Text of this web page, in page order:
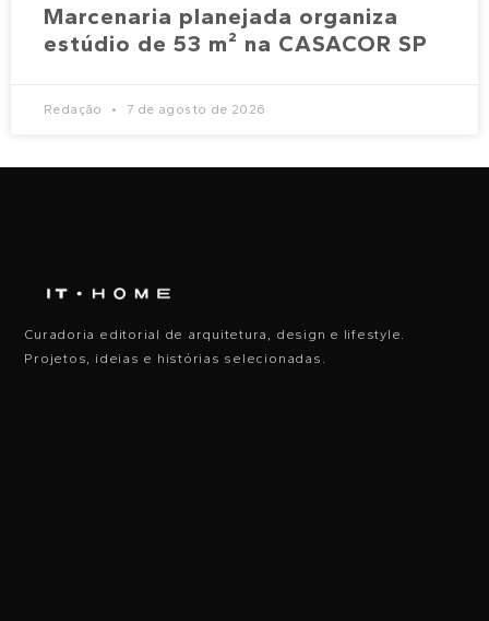
Marcenaria planejada organiza
estúdio de 53 m² na CASACOR SP
Redação 7 de agosto de 2026
Curadoria editorial de arquitetura, design e lifestyle.
Projetos, ideias e histórias selecionadas.